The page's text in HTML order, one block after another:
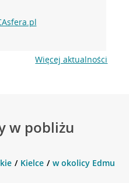
Więcej aktualności
w pobliżu
Kielce w okolicy